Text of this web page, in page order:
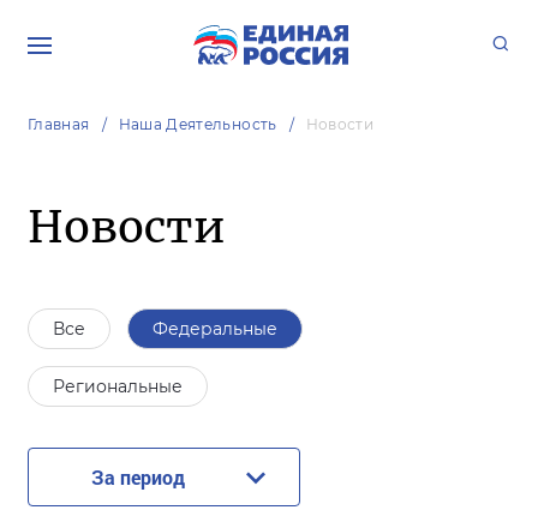
Главная Наша Деятельность Новости
Новости
Все Федеральные
Региональные
За период